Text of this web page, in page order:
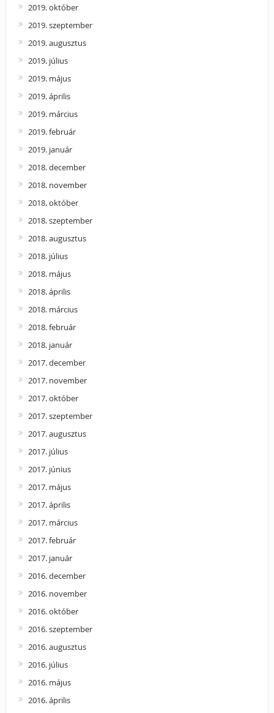
2019. október
2019. szeptember
2019. augusztus
2019. július
2019. május
2019. április
2019. március
2019. február
2019. január
2018. december
2018. november
2018. október
2018. szeptember
2018. augusztus
2018. július
2018. május
2018. április
2018. március
2018. február
2018. január
2017. december
2017. november
2017. október
2017. szeptember
2017. augusztus
2017. július
2017. június
2017. május
2017. április
2017. március
2017. február
2017. január
2016. december
2016. november
2016. október
2016. szeptember
2016. augusztus
2016. július
2016. május
2016. április